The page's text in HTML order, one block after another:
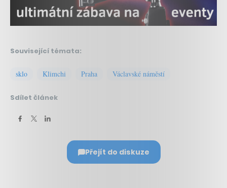
Související témata:
sklo Klimchi Praha Václavské náměstí
Sdílet článek
Přejít do diskuze